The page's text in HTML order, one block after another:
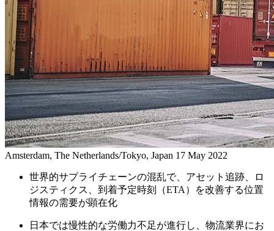
Amsterdam, The Netherlands/Tokyo, Japan 17 May 2022
世界的サプライチェーンの混乱で、アセット追跡、ロ
ジスティクス、到着予定時刻（ETA）を改善する位置
情報の需要が顕在化
日本では慢性的な労働力不足が進行し、物流業界にお